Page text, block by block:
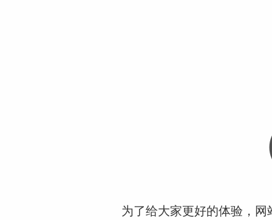
为了给大家更好的体验，